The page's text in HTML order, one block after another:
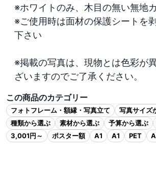
※ホワイトのみ、木目の無い無地
※ご使用時は面材の保護シートを
下さい
※掲載の写真は、現物とは色彩が
ざいますのでご了承ください。
この商品のカテゴリー
フォトフレーム・額縁・写真立て
写真サイズ
種類から選ぶ
素材から選ぶ 予算から選ぶ
3,001円～
ポスター額 A1 A1 PET